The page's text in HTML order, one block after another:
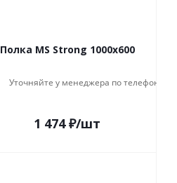
Полка MS Strong 1000x600
Уточняйте у менеджера по телефону
1 474₽/шт